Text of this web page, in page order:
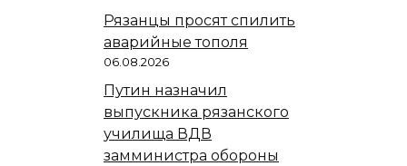
Рязанцы просят спилить
аварийные тополя
06.08.2026
Путин назначил
выпускника рязанского
училища ВДВ
замминистра обороны